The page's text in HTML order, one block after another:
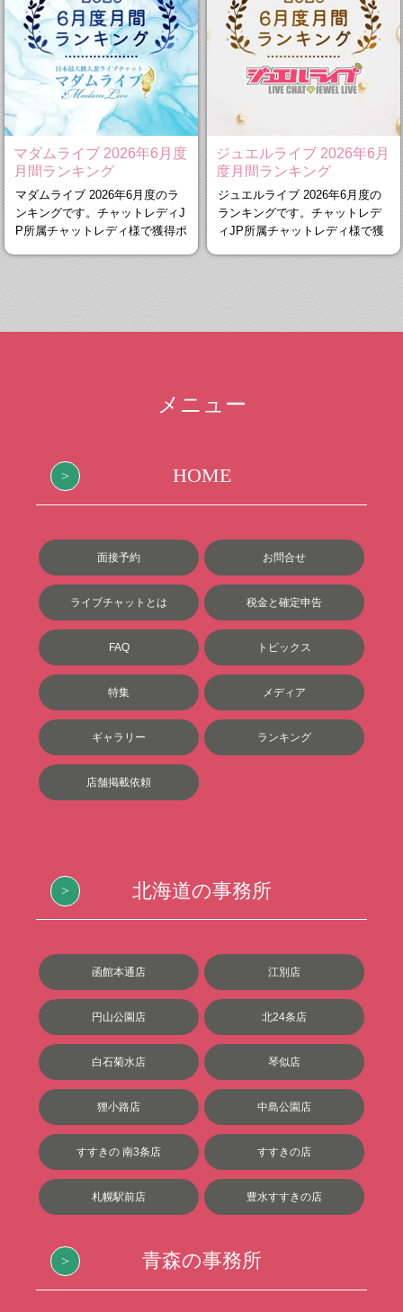
マダムライブ 2026年6月度
月間ランキング
マダムライブ 2026年6月度のラ
ンキングです。チャットレディJ
P所属チャットレディ様で獲得ポ
ジュエルライブ 2026年6月
度月間ランキング
ジュエルライブ 2026年6月度の
ランキングです。チャットレデ
ィJP所属チャットレディ様で獲
メニュー
HOME
面接予約 お問合せ
ライブチャットとは 税金と確定申告
FAQ トピックス
特集 メディア
ギャラリー ランキング
店舗掲載依頼
北海道の事務所
函館本通店 江別店
円山公園店 北24条店
白石菊水店 琴似店
狸小路店 中島公園店
すすきの 南3条店 すすきの店
札幌駅前店 豊水すすきの店
青森の事務所